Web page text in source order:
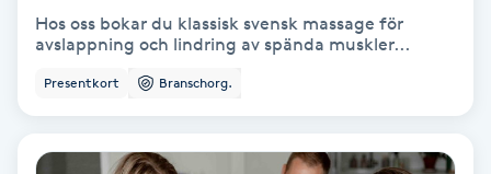
Makeup
Hos oss bokar du klassisk svensk massage för
avslappning och lindring av spända muskler...
Presentkort Branschorg.